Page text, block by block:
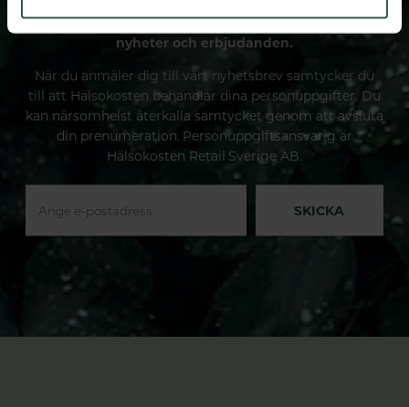
Prenumerera på vårt nyhetsbrev och få spännande
nyheter och erbjudanden.
När du anmäler dig till vårt nyhetsbrev samtycker du
till att Hälsokosten behandlar dina personuppgifter. Du
kan närsomhelst återkalla samtycket genom att avsluta
din prenumeration. Personuppgiftsansvarig är
Hälsokosten Retail Sverige AB.
SKICKA